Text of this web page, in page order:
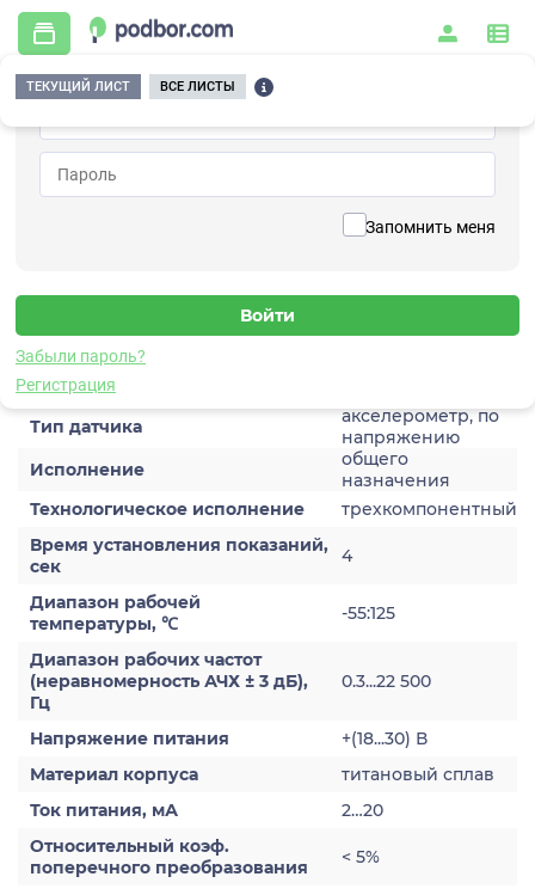
Запомнить меня
Забыли пароль?
Регистрация
ТЕКУЩИЙ ЛИСТ ВСЕ ЛИСТЫ
Главная / Контрольно-измерительные приборы и автоматика / Датчики /
Виброускорения / 1V155HC-10
Датчик виброускорения
Характеристики
Тип датчика
акселерометр, по
напряжению
Исполнение
общего
назначения
Технологическое исполнение
трехкомпонентный
Время установления показаний,
сек
4
Диапазон рабочей
температуры, ℃
-55:125
Диапазон рабочих частот
(неравномерность АЧХ ± 3 дБ),
Гц
0.3...22 500
Напряжение питания
+(18...30) В
Материал корпуса
титановый сплав
Ток питания, мА
2…20
Относительный коэф.
поперечного преобразования
< 5%